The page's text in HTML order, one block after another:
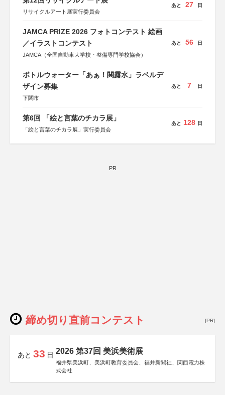
リサイクルアート展実行委員会
あと 27 日
JAMCA PRIZE 2026 フォトコンテスト 絵画
／イラストコンテスト
JAMCA（全国自動車大学校・整備専門学校協会）
あと 56 日
ボトルウォーター「あぁ！関露水」ラベルデ
ザイン募集
下関市
あと 7 日
第6回 「絵と言葉のチカラ展」
「絵と言葉のチカラ展」実行委員会
あと 128 日
PR
締め切り直前コンテスト [PR]
あと 33 日 2026 第37回 美浜美術展
福井県美浜町、美浜町教育委員会、福井新聞社、関西電力株
式会社